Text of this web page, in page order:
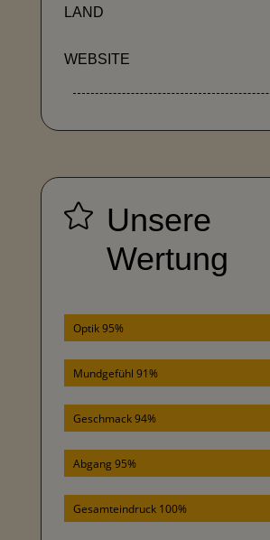
LAND
WEBSITE
 Unsere
Wertung
Optik 95%
Mundgefühl 91%
Geschmack 94%
Abgang 95%
Gesamteindruck 100%